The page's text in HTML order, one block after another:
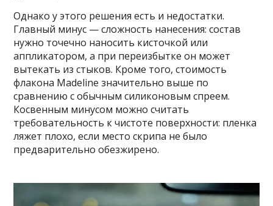
Однако у этого решения есть и недостатки.
Главный минус — сложность нанесения: состав
нужно точечно наносить кисточкой или
аппликатором, а при переизбытке он может
вытекать из стыков. Кроме того, стоимость
флакона Madeline значительно выше по
сравнению с обычным силиконовым спреем.
Косвенным минусом можно считать
требовательность к чистоте поверхности: пленка
ляжет плохо, если место скрипа не было
предварительно обезжирено.